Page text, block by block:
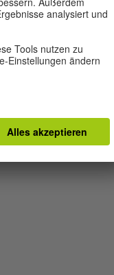
und
in die Praxis des
und